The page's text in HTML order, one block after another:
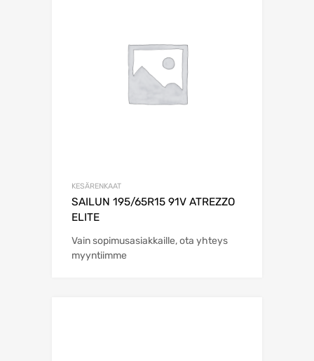
KESÄRENKAAT
SAILUN 195/65R15 91V ATREZZO
ELITE
Vain sopimusasiakkaille, ota yhteys
myyntiimme